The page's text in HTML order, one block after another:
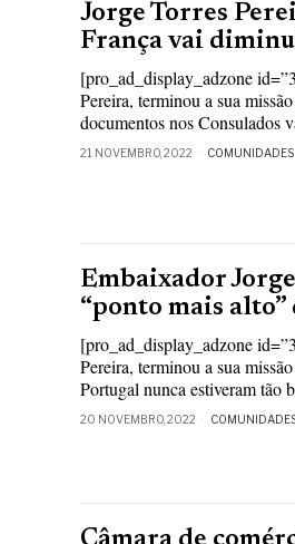
Jorge Torres
França vai
[pro_ad_display_adzone
Pereira, terminou a sua
documentos nos Consulados
21 NOVEMBRO, 2022 COMUNIDADES
Embaixador
“ponto mais
[pro_ad_display_adzone
Pereira, terminou a sua
Portugal nunca estiveram tão
20 NOVEMBRO, 2022